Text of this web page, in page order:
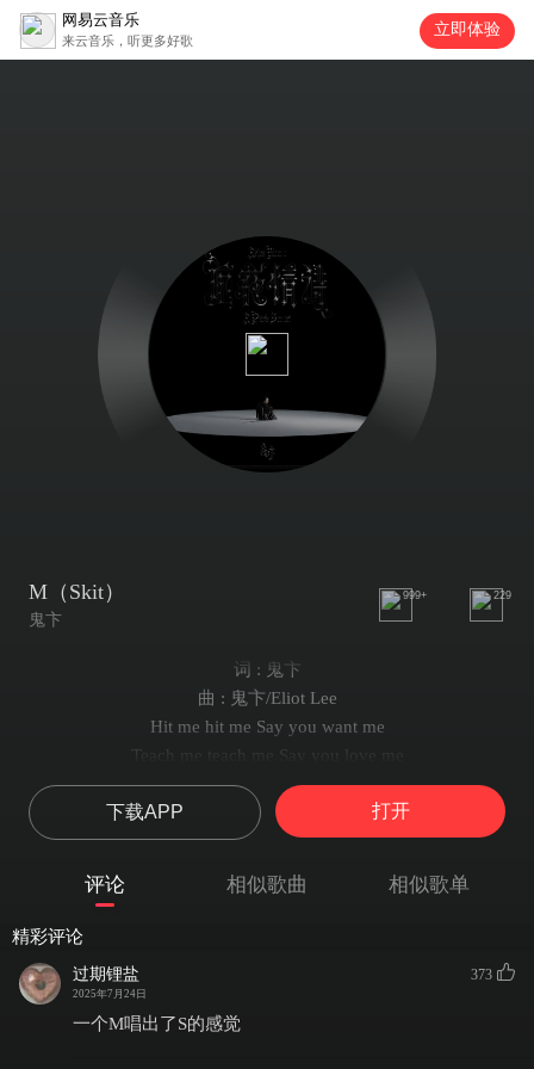
网易云音乐
来云音乐，听更多好歌
立即体验
M（Skit）
鬼卞
999+ 229
词 : 鬼卞
曲 : 鬼卞/Eliot Lee
Hit me hit me Say you want me
Teach me teach me Say you love me
Try me try me Don’t you touch me
What I’m feeling
I’m feeling like M
I’m feeling like M
高跟一定要尖的
下载APP 打开
评论 相似歌曲 相似歌单
精彩评论
过期锂盐
2025年7月24日
373
一个M唱出了S的感觉